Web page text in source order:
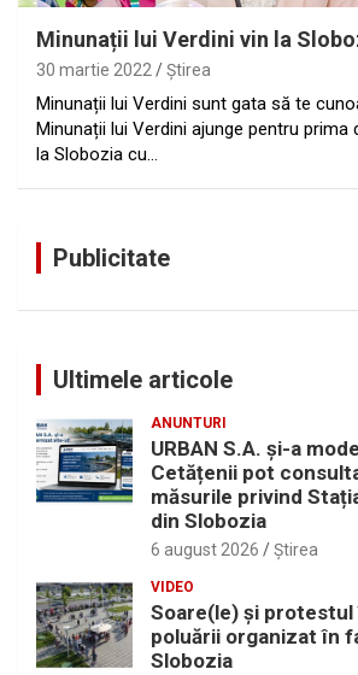
Minunații lui Verdini vin la
30 martie 2022 Ştirea
Minunații lui Verdini sunt gata să te
Minunații lui Verdini ajunge pentru prima
la Slobozia cu…
Publicitate
Ultimele articole
ANUNTURI
URBAN S.A. și-a
Cetățenii pot
măsurile privind
din Slobozia
6 august 2026 Ştirea
VIDEO
Soare(le) și
poluării organizat în
Slobozia